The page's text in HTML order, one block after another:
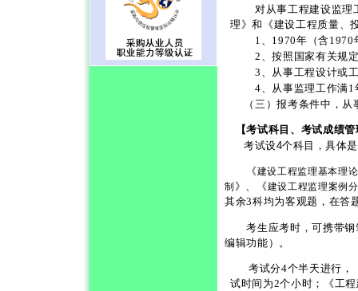
对从事工程建设监理
理》和《建设工程质量、
1
1970年（含1970
2
、按照国家有关规
3
、从事工程设计或
4 、从事监理工作满1
（三）报考条件中，
【考试科目、考试成绩
考试设4个科目，具体
《建设工程监理基本理
制 》、《建设工程监理案例
其余3科均为客观题，在答
考生应考时，可携带钢
编辑功能）。
考试分4个半天进行，
试时间为2个小时；《工